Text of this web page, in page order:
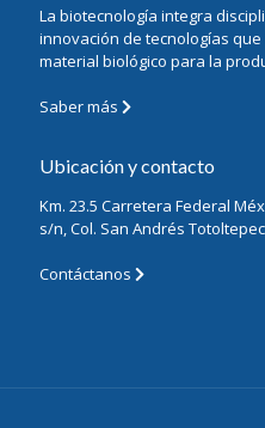
La biotecnología integra
innovación de tecnologías
material biológico para la
Saber más
Ubicación y contacto
Km. 23.5 Carretera Federal
s/n, Col. San Andrés Totoltepec
Contáctanos